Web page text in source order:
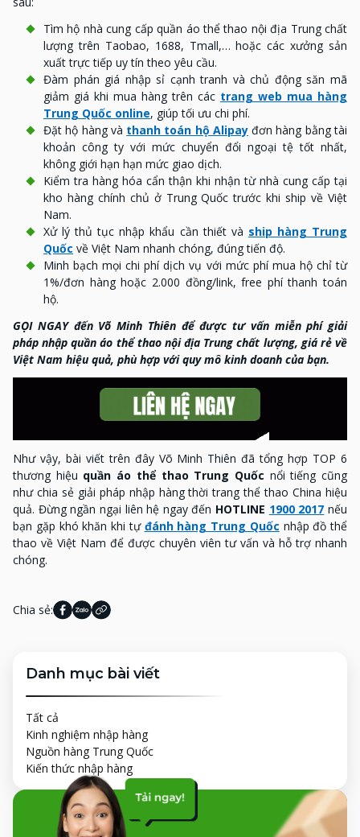
Tìm hộ nhà cung cấp quần áo thể thao nội địa Trung chất
lượng trên Taobao, 1688, Tmall,… hoặc các xưởng sản
xuất trực tiếp uy tín theo yêu cầu.
Đàm phán giá nhập sỉ cạnh tranh và chủ động săn mã
giảm giá khi mua hàng trên các trang web mua hàng
Trung Quốc online, giúp tối ưu chi phí.
Đặt hộ hàng và thanh toán hộ Alipayđơn hàng bằng tài
khoản công ty với mức chuyển đổi ngoại tệ tốt nhất,
không giới hạn hạn mức giao dịch.
Kiểm tra hàng hóa cẩn thận khi nhận từ nhà cung cấp tại
kho hàng chính chủ ở Trung Quốc trước khi ship về Việt
Nam.
Xử lý thủ tục nhập khẩu cần thiết và ship hàng Trung
Quốc về Việt Nam nhanh chóng, đúng tiến độ.
Minh bạch mọi chi phí dịch vụ với mức phí mua hộ chỉ từ
1%/đơn hàng hoặc 2.000 đồng/link, free phí thanh toán
hộ.
GỌI NGAY đến Võ Minh Thiên để được tư vấn miễn phí giải
pháp nhập quần áo thể thao nội địa Trung chất lượng, giá rẻ về
Việt Nam hiệu quả, phù hợp với quy mô kinh doanh của bạn.
Như vậy, bài viết trên đây Võ Minh Thiên đã tổng hợp TOP 6
thương hiệu quần áo thể thao Trung Quốc nổi tiếng cũng
như chia sẻ giải pháp nhập hàng thời trang thể thao China hiệu
quả. Đừng ngần ngại liên hệ ngay đến HOTLINE 1900 2017 nếu
bạn gặp khó khăn khi tự đánh hàng Trung Quốc nhập đồ thể
thao về Việt Nam để được chuyên viên tư vấn và hỗ trợ nhanh
chóng.
Chia sẻ:
Danh mục bài viết
Tất cả
Kinh nghiệm nhập hàng
Nguồn hàng Trung Quốc
Kiến thức nhập hàng